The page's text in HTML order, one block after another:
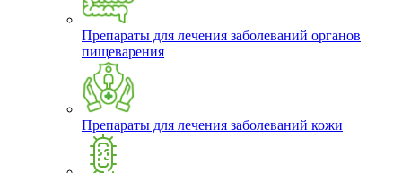
Препараты для лечения заболеваний органов
пищеварения
Препараты для лечения заболеваний кожи